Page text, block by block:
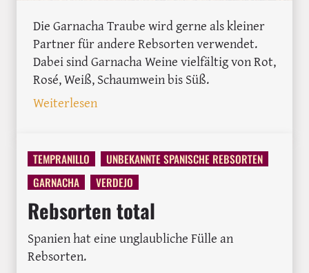
Die Garnacha Traube wird gerne als kleiner
Partner für andere Rebsorten verwendet.
Dabei sind Garnacha Weine vielfältig von Rot,
Rosé, Weiß, Schaumwein bis Süß.
Weiterlesen: Die meistangebaute spanische
TEMPRANILLO
UNBEKANNTE SPANISCHE REBSORTEN
GARNACHA
VERDEJO
Rebsorten total
Spanien hat eine unglaubliche Fülle an
Rebsorten.